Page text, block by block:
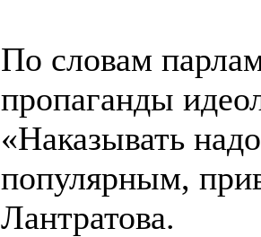
По словам
пропаганды
«Наказывать
популярным,
Лантратова.